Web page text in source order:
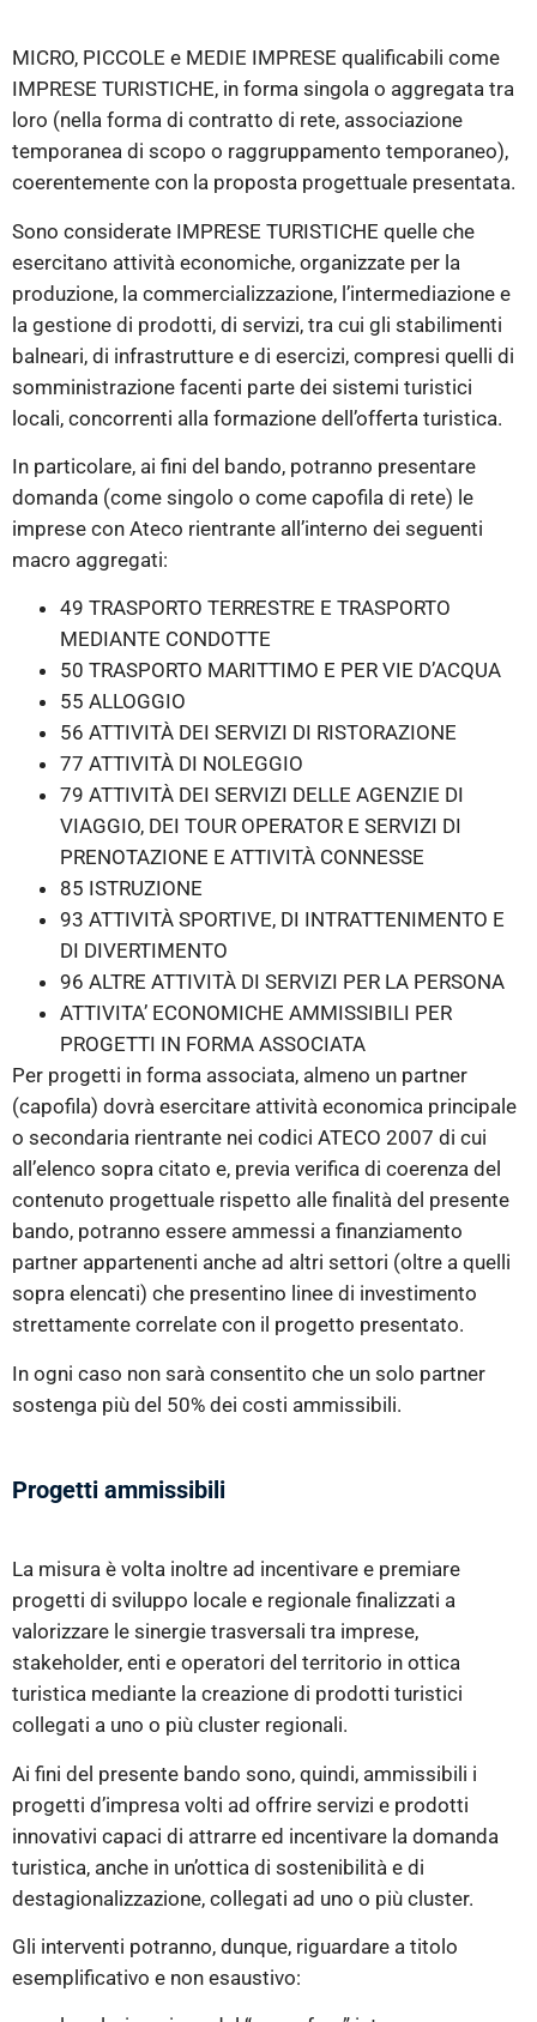
MICRO, PICCOLE e MEDIE IMPRESE qualificabili come
IMPRESE TURISTICHE, in forma singola o aggregata tra
loro (nella forma di contratto di rete, associazione
temporanea di scopo o raggruppamento temporaneo),
coerentemente con la proposta progettuale presentata.
Sono considerate IMPRESE TURISTICHE quelle che
esercitano attività economiche, organizzate per la
produzione, la commercializzazione, l’intermediazione e
la gestione di prodotti, di servizi, tra cui gli stabilimenti
balneari, di infrastrutture e di esercizi, compresi quelli di
somministrazione facenti parte dei sistemi turistici
locali, concorrenti alla formazione dell’offerta turistica.
In particolare, ai fini del bando, potranno presentare
domanda (come singolo o come capofila di rete) le
imprese con Ateco rientrante all’interno dei seguenti
macro aggregati:
49 TRASPORTO TERRESTRE E TRASPORTO
MEDIANTE CONDOTTE
50 TRASPORTO MARITTIMO E PER VIE D’ACQUA
55 ALLOGGIO
56 ATTIVITÀ DEI SERVIZI DI RISTORAZIONE
77 ATTIVITÀ DI NOLEGGIO
79 ATTIVITÀ DEI SERVIZI DELLE AGENZIE DI
VIAGGIO, DEI TOUR OPERATOR E SERVIZI DI
PRENOTAZIONE E ATTIVITÀ CONNESSE
85 ISTRUZIONE
93 ATTIVITÀ SPORTIVE, DI INTRATTENIMENTO E
DI DIVERTIMENTO
96 ALTRE ATTIVITÀ DI SERVIZI PER LA PERSONA
ATTIVITA’ ECONOMICHE AMMISSIBILI PER
PROGETTI IN FORMA ASSOCIATA
Per progetti in forma associata, almeno un partner
(capofila) dovrà esercitare attività economica principale
o secondaria rientrante nei codici ATECO 2007 di cui
all’elenco sopra citato e, previa verifica di coerenza del
contenuto progettuale rispetto alle finalità del presente
bando, potranno essere ammessi a finanziamento
partner appartenenti anche ad altri settori (oltre a quelli
sopra elencati) che presentino linee di investimento
strettamente correlate con il progetto presentato.
In ogni caso non sarà consentito che un solo partner
sostenga più del 50% dei costi ammissibili.
Progetti ammissibili
La misura è volta inoltre ad incentivare e premiare
progetti di sviluppo locale e regionale finalizzati a
valorizzare le sinergie trasversali tra imprese,
stakeholder, enti e operatori del territorio in ottica
turistica mediante la creazione di prodotti turistici
collegati a uno o più cluster regionali.
Ai fini del presente bando sono, quindi, ammissibili i
progetti d’impresa volti ad offrire servizi e prodotti
innovativi capaci di attrarre ed incentivare la domanda
turistica, anche in un’ottica di sostenibilità e di
destagionalizzazione, collegati ad uno o più cluster.
Gli interventi potranno, dunque, riguardare a titolo
esemplificativo e non esaustivo: